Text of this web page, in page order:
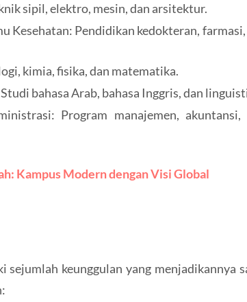
sipil, elektro, mesin, dan arsitektur.
Kesehatan: Pendidikan kedokteran, farmasi,
kimia, fisika, dan matematika.
bahasa Arab, bahasa Inggris, dan
Program manajemen, akuntansi,
Kampus Modern dengan Visi Global
keunggulan yang menjadikannya